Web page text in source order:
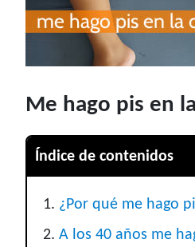
Me hago pis en
Índice de contenidos
¿Por qué me hago
A los 40 años me